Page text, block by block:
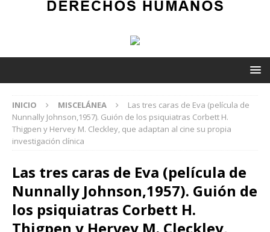
INICIO MISCELÁNEA
Las tres caras de Eva (película de
Nunnally Johnson,1957). Guión de los psiquiatras Corbett H.
Thigpen y Hervey M. Cleckley, que adaptan al cine su propia
investigación clínica
Las tres caras de Eva (película de
Nunnally Johnson,1957). Guión de
los psiquiatras Corbett H.